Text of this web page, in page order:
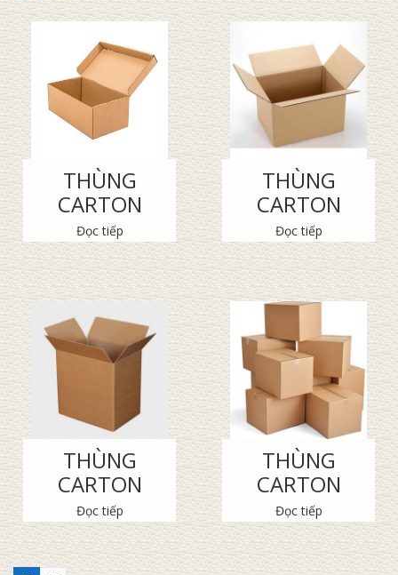
THÙNG
CARTON
Đọc tiếp
THÙNG
CARTON
Đọc tiếp
THÙNG
CARTON
Đọc tiếp
THÙNG
CARTON
Đọc tiếp